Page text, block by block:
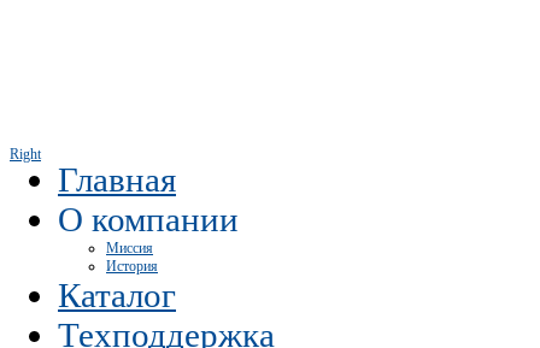
Right
Главная
О компании
Миссия
История
Каталог
Техподдержка